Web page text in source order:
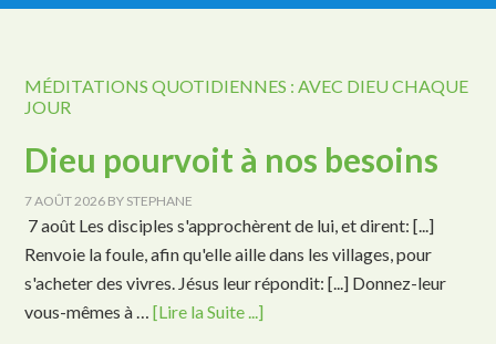
MÉDITATIONS QUOTIDIENNES : AVEC DIEU CHAQUE
JOUR
Dieu pourvoit à nos besoins
7 AOÛT 2026 BY STEPHANE
7 août Les disciples s'approchèrent de lui, et dirent: [...]
Renvoie la foule, afin qu'elle aille dans les villages, pour
s'acheter des vivres. Jésus leur répondit: [...] Donnez-leur
vous-mêmes à …[Lire la Suite ...]